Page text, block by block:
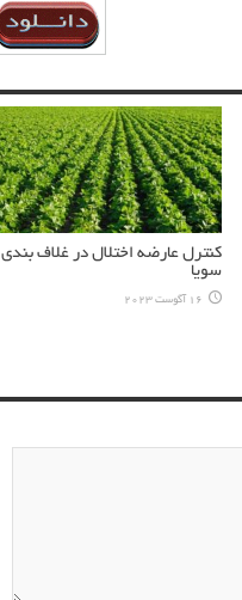
کنترل عارضه اختلال در غلاف بندي
سویا
16 آگوست 2023